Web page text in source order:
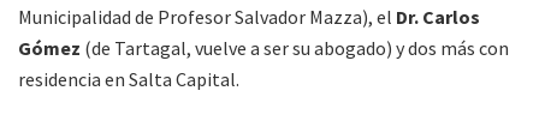
Municipalidad de Profesor Salvador Mazza), el Dr. Carlos
Gómez (de Tartagal, vuelve a ser su abogado) y dos más con
residencia en Salta Capital.